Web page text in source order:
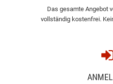
Das gesamte Angebot
vollständig kostenfrei.